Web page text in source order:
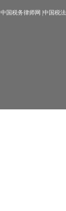
中国税务律师网 中国税